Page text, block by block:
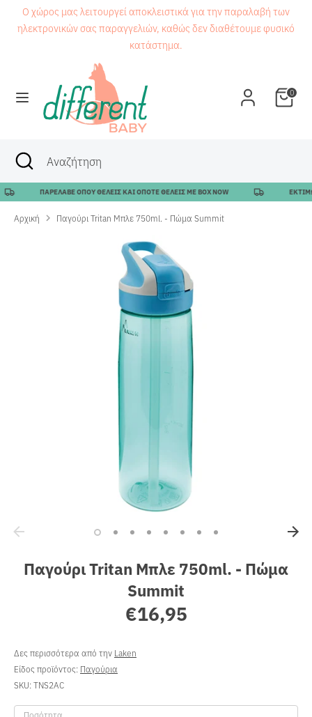
Μετάβαση
Ο χώρος μας λειτουργεί αποκλειστικά για την παραλαβή των
ηλεκτρονικών σας παραγγελιών, καθώς δεν διαθέτουμε φυσικό
κατάστημα.
0
Αναζήτηση
ΑναζήτησηΑναζήτηση
Κλείσιμο
αναζήτησης
ΠΑΡΕΛΑΒΕ ΟΠΟΥ ΘΕΛΕΙΣ ΚΑΙ ΟΠΟΤΕ ΘΕΛΕΙΣ ΜΕ BOX NOW
Αρχική Παγούρι Tritan Μπλε 750ml. - Πώμα Summit
Παγούρι Tritan Μπλε 750ml. - Πώμα
Summit
€16,95
Δες περισσότερα από την Laken
Είδος προϊόντος: Παγούρια
SKU:TNS2AC
Ποσότητα